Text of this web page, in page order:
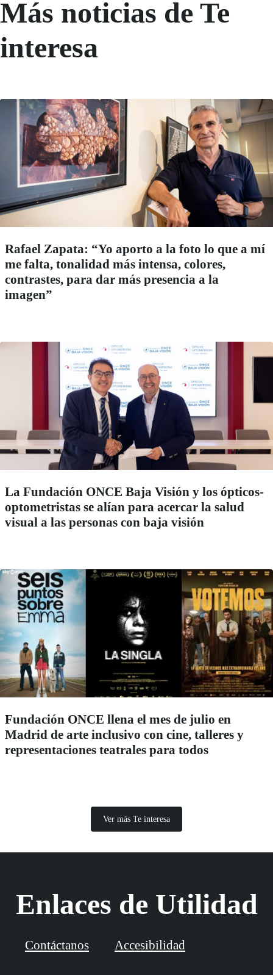
Más noticias de Te
interesa
Rafael Zapata: “Yo aporto a la foto lo que a mí
me falta, tonalidad más intensa, colores,
contrastes, para dar más presencia a la
imagen”
La Fundación ONCE Baja Visión y los ópticos-
optometristas se alían para acercar la salud
visual a las personas con baja visión
Fundación ONCE llena el mes de julio en
Madrid de arte inclusivo con cine, talleres y
representaciones teatrales para todos
Ver más Te interesa
Enlaces de Utilidad
Contáctanos Accesibilidad